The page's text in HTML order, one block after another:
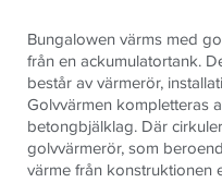
Bungalowen värms med
från en ackumulatortank.
består av värmerör,
Golvvärmen kompletteras
betongbjälklag. Där
golvvärmerör, som
värme från konstruktionen